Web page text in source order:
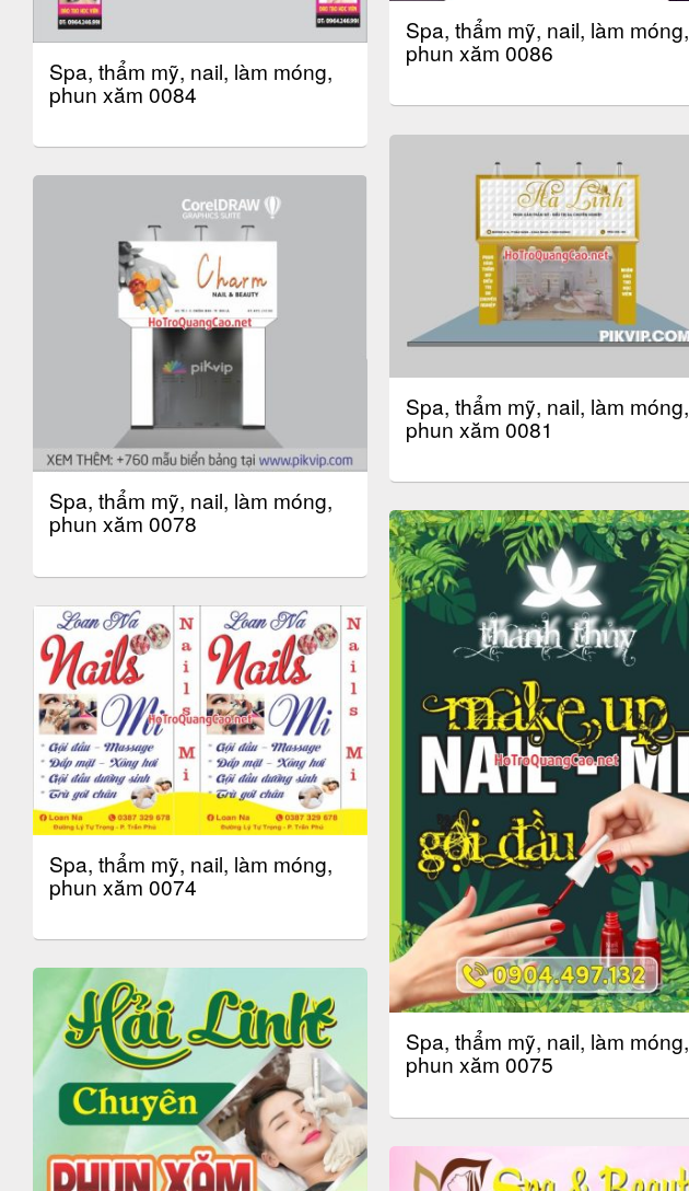
Spa, thẩm mỹ, nail, làm móng,
phun xăm 0086
Spa, thẩm mỹ, nail, làm móng,
phun xăm 0084
Spa, thẩm mỹ, nail, làm móng,
phun xăm 0081
Spa, thẩm mỹ, nail, làm móng,
phun xăm 0078
Spa, thẩm mỹ, nail, làm móng,
phun xăm 0075
Spa, thẩm mỹ, nail, làm móng,
phun xăm 0074